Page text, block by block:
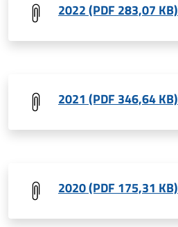
2022 (PDF 283,07 KB)
2021 (PDF 346,64 KB)
2020 (PDF 175,31 KB)